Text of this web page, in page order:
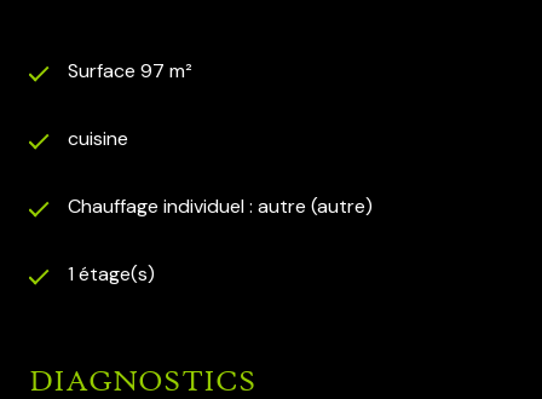
Surface 97 m²
cuisine
Chauffage individuel : autre (autre)
1 étage(s)
DIAGNOSTICS